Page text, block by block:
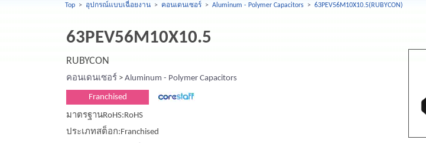
Top > อุปกรณ์แบบเฉื่อยงาน > คอนเดนเซอร์ > Aluminum - Polymer Capacitors > 63PEV56M10X10.5(RUBYCON)
63PEV56M10X10.5
RUBYCON
คอนเดนเซอร์ > Aluminum - Polymer Capacitors
Franchised
มาตรฐานRoHS:RoHS
ประเภทสต็อก:Franchised